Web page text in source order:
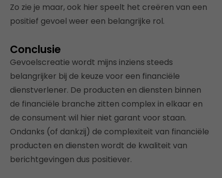
Zo zie je maar, ook hier speelt het creëren van een
positief gevoel weer een belangrijke rol.
Conclusie
Gevoelscreatie wordt mijns inziens steeds
belangrijker bij de keuze voor een financiële
dienstverlener. De producten en diensten binnen
de financiële branche zitten complex in elkaar en
de consument wil hier niet garant voor staan.
Ondanks (of dankzij) de complexiteit van financiële
producten en diensten wordt de kwaliteit van
berichtgevingen dus positiever.